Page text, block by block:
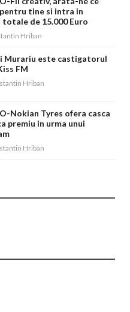
pentru tine si intra in
de 15.000 Euro
Hriban
Murariu este castigatorul
FM
Hriban
Nokian Tyres ofera casca
premiu in urma unui
Hriban